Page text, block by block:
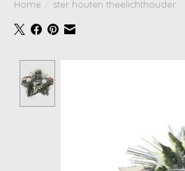
Home ster houten theelichthouder